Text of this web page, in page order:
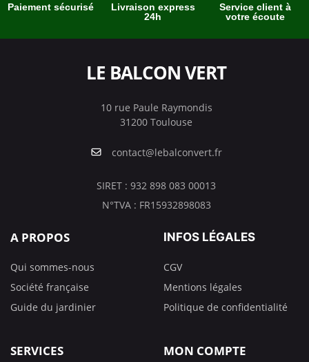
Paiement sécurisé
Livraison express
24h
Service client à
votre écoute
LE BALCON VERT
10 rue Paule Raymondis
31200 Toulouse
contact@lebalconvert.fr
SIRET : 932 898 083 00013
N°TVA : FR15932898083
A PROPOS
Qui sommes-nous
Société française
Guide du jardinier
INFOS LÉGALES
CGV
Mentions légales
Politique de confidentialité
SERVICES MON COMPTE